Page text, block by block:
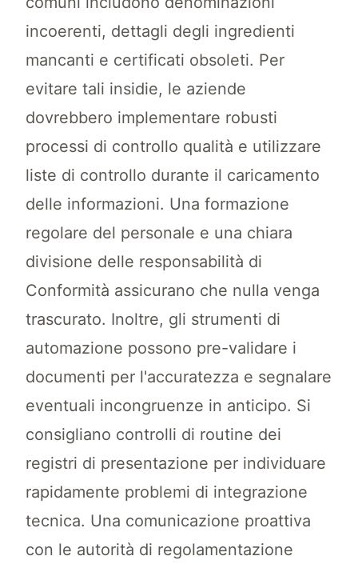
incoerenti, dettagli degli ingredienti
mancanti e certificati obsoleti. Per
evitare tali insidie, le aziende
dovrebbero implementare robusti
processi di controllo qualità e utilizzare
liste di controllo durante il caricamento
delle informazioni. Una formazione
regolare del personale e una chiara
divisione delle responsabilità di
Conformità assicurano che nulla venga
trascurato. Inoltre, gli strumenti di
automazione possono pre-validare i
documenti per l'accuratezza e segnalare
eventuali incongruenze in anticipo. Si
consigliano controlli di routine dei
registri di presentazione per individuare
rapidamente problemi di integrazione
tecnica. Una comunicazione proattiva
con le autorità di regolamentazione